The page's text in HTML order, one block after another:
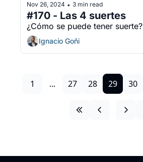
Nov 26, 2024 • 3 min read
#170 - Las 4 suertes
¿Cómo se puede tener suerte?
Ignacio Goñi
1 ... 27 28 29 30